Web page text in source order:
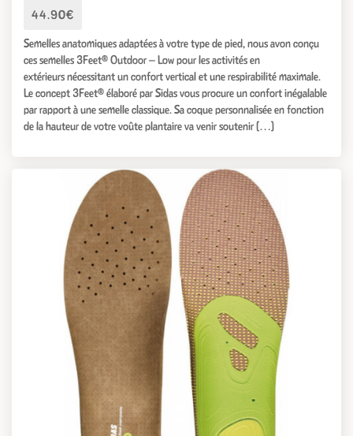
44.90€
Semelles anatomiques adaptées à votre type de pied, nous avon conçu
ces semelles 3Feet® Outdoor – Low pour les activités en
extérieurs nécessitant un confort vertical et une respirabilité maximale.
Le concept 3Feet® élaboré par Sidas vous procure un confort inégalable
par rapport à une semelle classique. Sa coque personnalisée en fonction
de la hauteur de votre voûte plantaire va venir soutenir […]